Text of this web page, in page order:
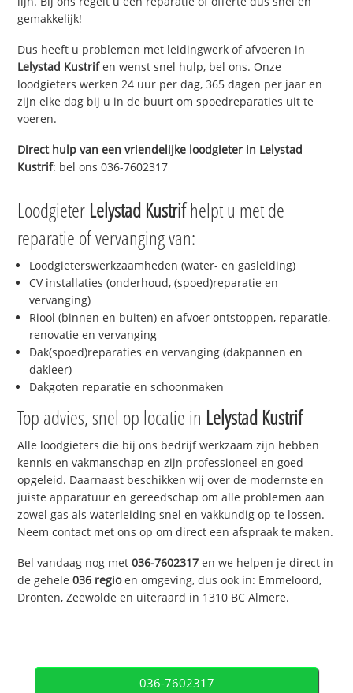
gemakkelijk!
Dus heeft u problemen met leidingwerk of afvoeren in
Lelystad Kustrifen wenst snel hulp, bel ons. Onze
loodgieters werken 24 uur per dag, 365 dagen per jaar en
zijn elke dag bij u in de buurt om spoedreparaties uit te
voeren.
Direct hulp van een vriendelijke loodgieter in Lelystad
Kustrif: bel ons 036-7602317
Loodgieter Lelystad Kustrifhelpt u met de
reparatie of vervanging van:
Loodgieterswerkzaamheden (water- en gasleiding)
CV installaties (onderhoud, (spoed)reparatie en
vervanging)
Riool (binnen en buiten) en afvoer ontstoppen, reparatie,
renovatie en vervanging
Dak(spoed)reparaties en vervanging (dakpannen en
dakleer)
Dakgoten reparatie en schoonmaken
Top advies, snel op locatie in Lelystad Kustrif
Alle loodgieters die bij ons bedrijf werkzaam zijn hebben
kennis en vakmanschap en zijn professioneel en goed
opgeleid. Daarnaast beschikken wij over de modernste en
juiste apparatuur en gereedschap om alle problemen aan
zowel gas als waterleiding snel en vakkundig op te lossen.
Neem contact met ons op om direct een afspraak te maken.
Bel vandaag nog met036-7602317 en we helpen je direct in
de gehele036 regioen omgeving, dus ook in: Emmeloord,
Dronten, Zeewolde en uiteraard in 1310 BC Almere.
036-7602317